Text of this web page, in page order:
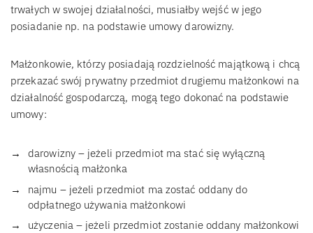
trwałych w swojej działalności, musiałby wejść w jego
posiadanie np. na podstawie umowy darowizny.
Małżonkowie, którzy posiadają rozdzielność majątkową i chcą
przekazać swój prywatny przedmiot drugiemu małżonkowi na
działalność gospodarczą, mogą tego dokonać na podstawie
umowy:
darowizny – jeżeli przedmiot ma stać się wyłączną
własnością małżonka
najmu – jeżeli przedmiot ma zostać oddany do
odpłatnego używania małżonkowi
użyczenia – jeżeli przedmiot zostanie oddany małżonkowi